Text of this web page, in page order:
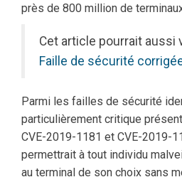
près de 800 million de
Cet article pourrait aussi
Faille de sécurité
Parmi les failles de sécurité
particulièrement critique
CVE-2019-1181 et CVE-2019-
permettrait à tout individu
au terminal de son choix sans